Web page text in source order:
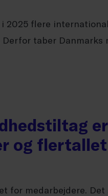
2025 flere
taber Danmarks
og
for medarbejdere.